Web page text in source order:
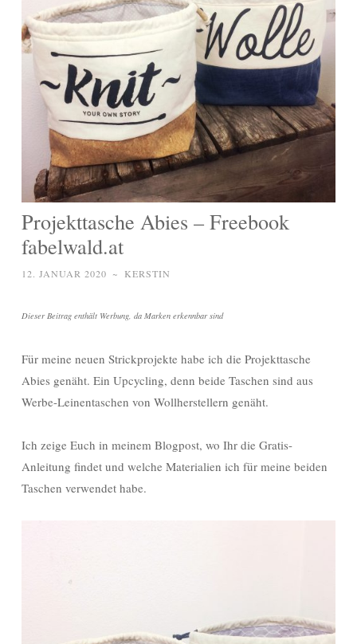
Projekttasche Abies – Freebook
fabelwald.at
12. JANUAR 2020 ~ KERSTIN
Dieser Beitrag enthält Werbung, da Marken erkennbar sind
Für meine neuen Strickprojekte habe ich die Projekttasche
Abies genäht. Ein Upcycling, denn beide Taschen sind aus
Werbe-Leinentaschen von Wollherstellern genäht.
Ich zeige Euch in meinem Blogpost, wo Ihr die Gratis-
Anleitung findet und welche Materialien ich für meine beiden
Taschen verwendet habe.